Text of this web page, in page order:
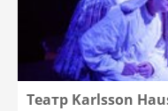
Театр Karlsson